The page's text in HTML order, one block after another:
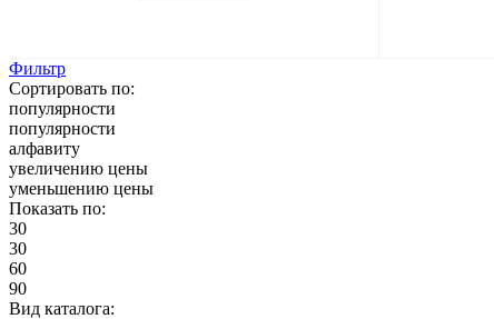
Фильтр
Сортировать по:
популярности
популярности
алфавиту
увеличению цены
уменьшению цены
Показать по:
30
30
60
90
Вид каталога: